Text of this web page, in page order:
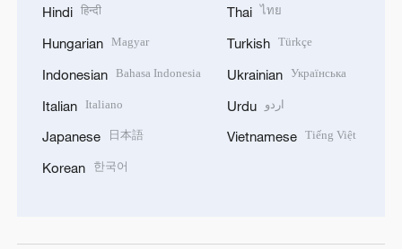
Hindi हिन्दी
Hungarian Magyar
Indonesian Bahasa Indonesia
Italian Italiano
Japanese 日本語
Korean 한국어
Thai ไทย
Turkish Türkçe
Ukrainian Українська
Urdu اردو
Vietnamese Tiếng Việt